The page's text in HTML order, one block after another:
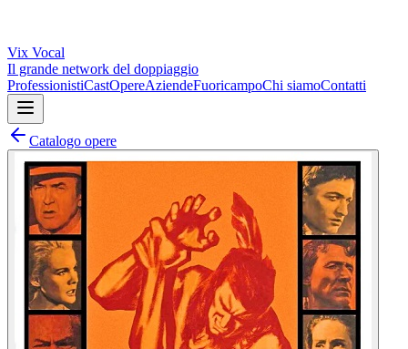
Vix Vocal
Il grande network del doppiaggio
ProfessionistiCastOpereAziendeFuoricampoChi siamoContatti
Catalogo opere